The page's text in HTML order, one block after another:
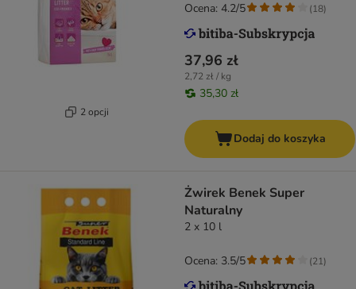
2 opcji
37,96 zł
2,72 zł / kg
35,30 zł
Ocena: 4.2/5 (18)
Dodaj do koszyka
Żwirek Benek Super
Naturalny
2 x 10 l
Ocena: 3.5/5 (21)